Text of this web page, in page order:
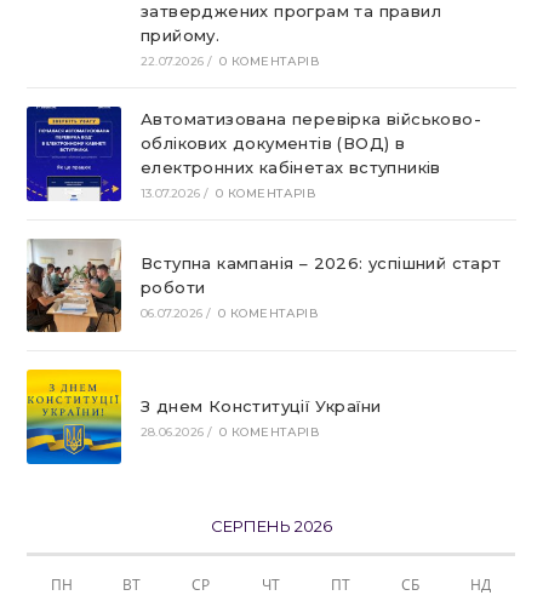
затверджених програм та правил
прийому.
22.07.2026 / 0 КОМЕНТАРІВ
Автоматизована перевірка військово-
облікових документів (ВОД) в
електронних кабінетах вступників
13.07.2026 / 0 КОМЕНТАРІВ
Вступна кампанія – 2026: успішний старт
роботи
06.07.2026 / 0 КОМЕНТАРІВ
З днем Конституції України
28.06.2026 / 0 КОМЕНТАРІВ
СЕРПЕНЬ 2026
ПН ВТ СР ЧТ ПТ СБ НД